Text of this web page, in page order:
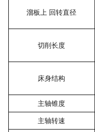
溜板上 回转直径
切削长度
床身结构
主轴锥度
主轴转速